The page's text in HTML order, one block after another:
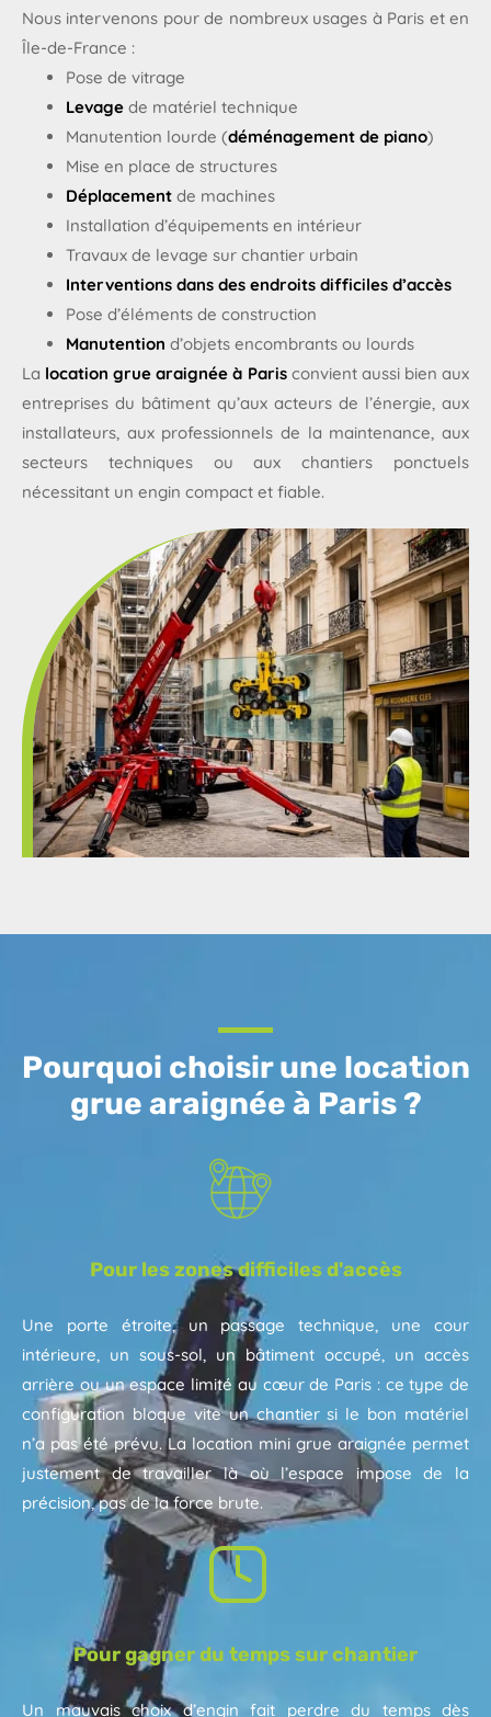
Nous intervenons pour de nombreux usages à Paris et en
Île-de-France :
Pose de vitrage
Levage de matériel technique
Manutention lourde (déménagement de piano)
Mise en place de structures
Déplacement de machines
Installation d’équipements en intérieur
Travaux de levage sur chantier urbain
Interventions dans des endroits difficiles d’accès
Pose d’éléments de construction
Manutention d’objets encombrants ou lourds
La location grue araignée à Parisconvient aussi bien aux
entreprises du bâtiment qu’aux acteurs de l’énergie, aux
installateurs, aux professionnels de la maintenance, aux
secteurs techniques ou aux chantiers ponctuels
nécessitant un engin compact et fiable.
Pourquoi choisir une location
grue araignée à Paris ?
Pour les zones difficiles d'accès
Une porte étroite, un passage technique, une cour
intérieure, un sous-sol, un bâtiment occupé, un accès
arrière ou un espace limité au cœur de Paris : ce type de
configuration bloque vite un chantier si le bon matériel
n’a pas été prévu. La location mini grue araignée permet
justement de travailler là où l’espace impose de la
précision, pas de la force brute.
Pour gagner du temps sur chantier
Un mauvais choix d’engin fait perdre du temps dès